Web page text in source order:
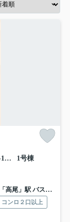
『八王子市新築戸建て』八王子市横川町890-1【仲介手数料無料】 1号棟
分 「横川下原公園入口」 停歩1分
コンロ２口以上